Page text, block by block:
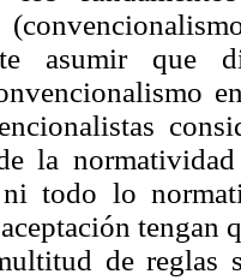
asumir que
la
todo lo
tengan
de reglas